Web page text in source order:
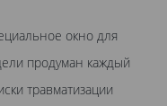
окно для
продуман каждый
травматизации